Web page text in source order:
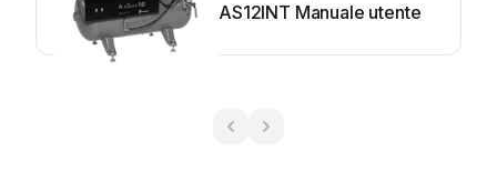
AS12INT Manuale utente